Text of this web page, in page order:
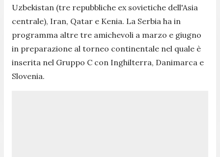
Uzbekistan (tre repubbliche ex sovietiche dell'Asia
centrale), Iran, Qatar e Kenia. La Serbia ha in
programma altre tre amichevoli a marzo e giugno
in preparazione al torneo continentale nel quale è
inserita nel Gruppo C con Inghilterra, Danimarca e
Slovenia.